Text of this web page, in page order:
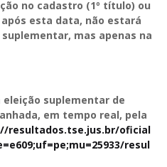
no cadastro (1º título) ou
esta data, não estará
mas apenas na
suplementar de
em tempo real, pela
resultados.tse.jus.br/oficial
resul